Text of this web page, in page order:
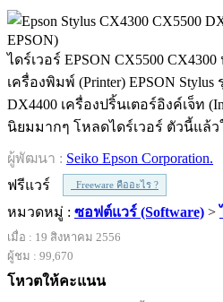
ไดร์เวอร์ EPSON CX5500
เครื่องพิมพ์ (Printer) EPSON Stylus
DX4400 เครื่องปริ้นเตอร์อิงค์เจ็ท
นิยมมากๆ โหลดไดร์เวอร์ ตัวนี้แล้ว
ผู้พัฒนา : Seiko Epson Corporation.
ฟรีแวร์
Freeware คืออะไร ?
หมวดหมู่ : ซอฟต์แวร์ (Software) >
เมื่อ : 19 สิงหาคม 2556
ผู้ชม : 99,670
โหวตให้คะแนน